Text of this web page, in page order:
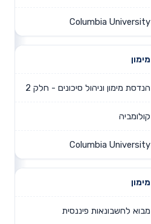
Columbia University
מימון
הנדסת מימון וניהול סיכונים - חלק 2
קולומביה
Columbia University
מימון
מבוא לחשבונאות פיננסית